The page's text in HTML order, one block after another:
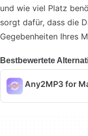
und wie viel Platz
sorgt dafür, dass die
Gegebenheiten Ihres
Bestbewertete
Any2MP3 for